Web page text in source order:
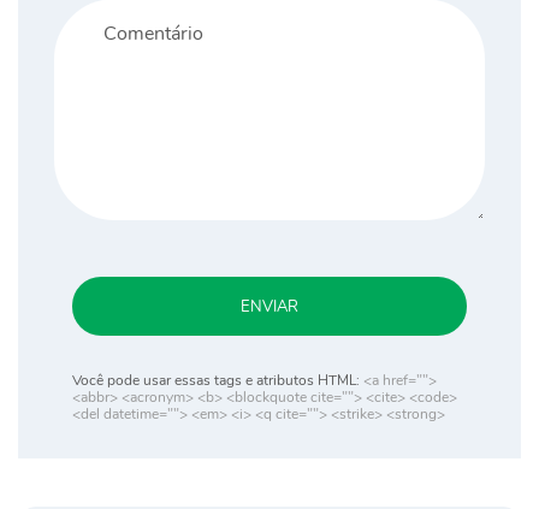
ENVIAR
Você pode usar essas tags e atributos HTML: <a href="">
<abbr> <acronym> <b> <blockquote cite=""> <cite> <code>
<del datetime=""> <em> <i> <q cite=""> <strike> <strong>